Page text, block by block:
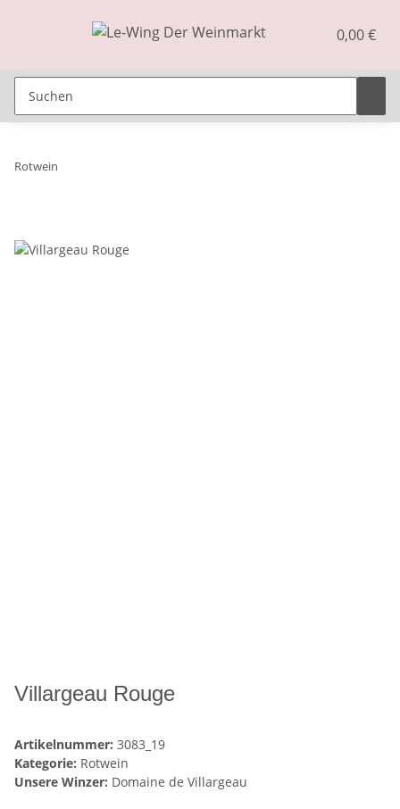
0,00 €
Rotwein
Villargeau Rouge
Artikelnummer: 3083_19
Kategorie: Rotwein
Unsere Winzer: Domaine de Villargeau